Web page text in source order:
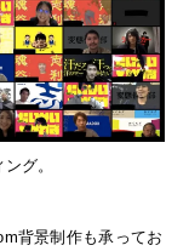
グ。
背景制作も承ってお